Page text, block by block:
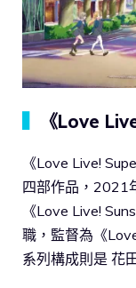
《Love
《Love Live!
四部作品，2021
《Love Live!
職，監督為《
系列構成則是 花